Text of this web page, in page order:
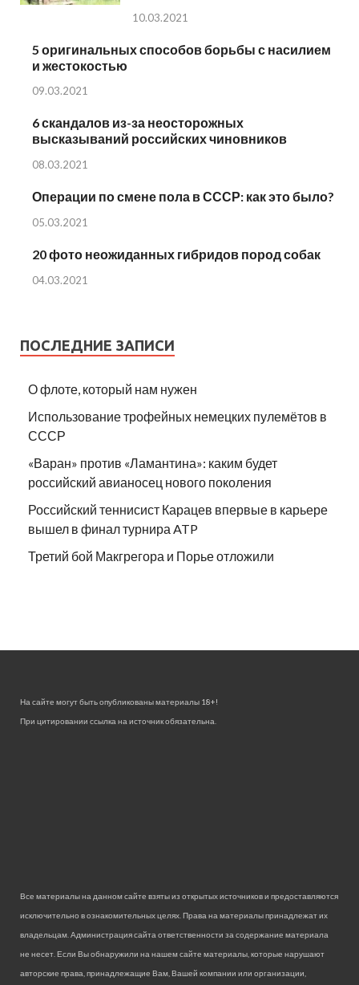
10.03.2021
5 оригинальных способов борьбы с насилием
и жестокостью
09.03.2021
6 скандалов из-за неосторожных
высказываний российских чиновников
08.03.2021
Операции по смене пола в СССР: как это было?
05.03.2021
20 фото неожиданных гибридов пород собак
04.03.2021
ПОСЛЕДНИЕ ЗАПИСИ
О флоте, который нам нужен
Использование трофейных немецких пулемётов в
СССР
«Варан» против «Ламантина»: каким будет
российский авианосец нового поколения
Российский теннисист Карацев впервые в карьере
вышел в финал турнира ATP
Третий бой Макгрегора и Порье отложили
На сайте могут быть опубликованы материалы 18+!
При цитировании ссылка на источник обязательна.
Все материалы на данном сайте взяты из открытых источников и предоставляются
исключительно в ознакомительных целях. Права на материалы принадлежат их
владельцам. Администрация сайта ответственности за содержание материала
не несет. Если Вы обнаружили на нашем сайте материалы, которые нарушают
авторские права, принадлежащие Вам, Вашей компании или организации,